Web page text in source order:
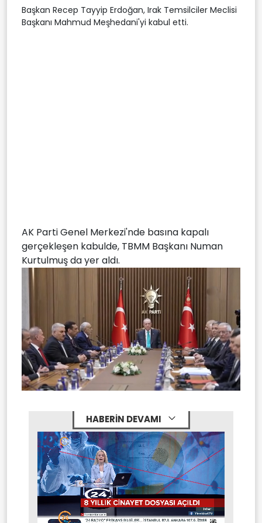
Başkan Recep Tayyip Erdoğan, Irak Temsilciler Meclisi
Başkanı Mahmud Meşhedani'yi kabul etti.
AK Parti Genel Merkezi'nde basına kapalı
gerçekleşen kabulde, TBMM Başkanı Numan
Kurtulmuş da yer aldı.
HABERİN DEVAMI